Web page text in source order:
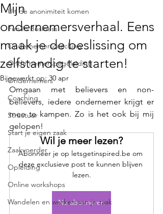
Uit de anonimiteit komen
Fun In Business
Ondernemerscoaching
Ondernemersbegeleiding
Ondernemers
Coaching
Structuur
Start je eigen zaak
Zaakvoerder
Opleiding
Online workshops
Wandelen en werken aan je zaak
Mijn
ondernemersverhaal. Eens
maak je de beslissing om
zelfstandig te starten!
Bijgewerkt op:30 apr
Omgaan met believers en non-
believers, iedere ondernemer krijgt er
mee te kampen. Zo is het ook bij mij
gelopen!
Wil je meer lezen?
Abonneer je op letsgetinspired.be om
deze exclusieve post te kunnen blijven
lezen.
Nu abonneren